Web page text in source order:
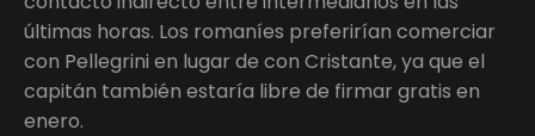
últimas horas. Los romaníes preferirían comerciar
con Pellegrini en lugar de con Cristante, ya que el
capitán también estaría libre de firmar gratis en
enero.